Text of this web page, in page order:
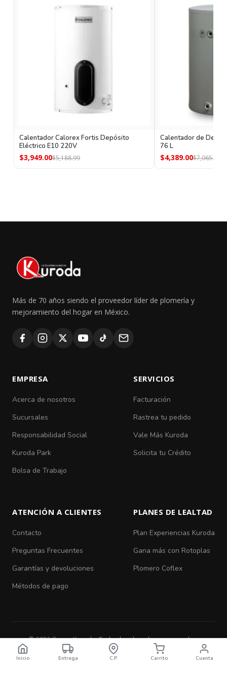
Calentador Calorex Fortis Depósito
Eléctrico E10 220V
$3,949.00$5,188.99
Calentador de
76 L
$4,389.00$7,065.00
Más de 70 años siendo el proveedor líder de plomería y
mejoramiento del hogar en México.
EMPRESA
Acerca de nosotros
Sucursales
Responsabilidad Social
Kuroda Park
Bolsa de Trabajo
SERVICIOS
Facturación
Rastrea tu pedido
Vale Más Kuroda
Solicita tu Crédito
ATENCIÓN A CLIENTES
Contacto
Preguntas Frecuentes
Garantías y devoluciones
Métodos de pago
PLANES DE LEALTAD
Plan Experiencias Kuroda
Gana más con Rotoplas
Plomero Coflex
© 2026 Grupo Kuroda. Todos los derechos reservados.
Aviso de Privacidad
Términos y Condiciones
Inicio Entrega C.P. Carrito Cuenta